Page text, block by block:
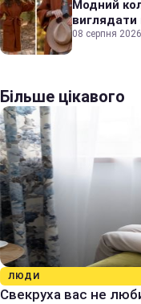
Модний
виглядати
08 серпня
Більше цікавого
ЛЮДИ
Свекруха вас не